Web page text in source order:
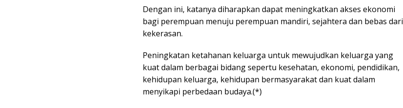
Dengan ini, katanya diharapkan dapat meningkatkan akses ekonomi
bagi perempuan menuju perempuan mandiri, sejahtera dan bebas dari
kekerasan.
Peningkatan ketahanan keluarga untuk mewujudkan keluarga yang
kuat dalam berbagai bidang sepertu kesehatan, ekonomi, pendidikan,
kehidupan keluarga, kehidupan bermasyarakat dan kuat dalam
menyikapi perbedaan budaya.(*)